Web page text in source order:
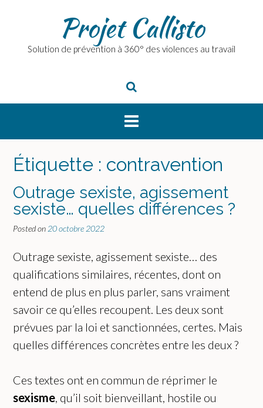
Projet Callisto
Solution de prévention à 360° des violences au travail
Étiquette : contravention
Outrage sexiste, agissement
sexiste… quelles différences ?
Posted on 20 octobre 2022
Outrage sexiste, agissement sexiste… des
qualifications similaires, récentes, dont on
entend de plus en plus parler, sans vraiment
savoir ce qu’elles recoupent. Les deux sont
prévues par la loi et sanctionnées, certes. Mais
quelles différences concrètes entre les deux ?
Ces textes ont en commun de réprimer le
sexisme, qu’il soit bienveillant, hostile ou